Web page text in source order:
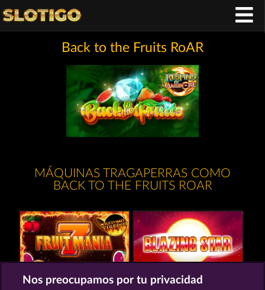
Back to the Fruits RoAR
MÁQUINAS TRAGAPERRAS COMO
BACK TO THE FRUITS ROAR
Fruit Mania RHFP Blazing Star
Nos preocupamos por tu privacidad